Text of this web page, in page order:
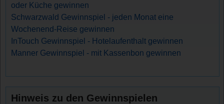
oder Küche gewinnen
Schwarzwald Gewinnspiel - jeden Monat eine
Wochenend-Reise gewinnen
InTouch Gewinnspiel - Hotelaufenthalt gewinnen
Manner Gewinnspiel - mit Kassenbon gewinnen
Hinweis zu den Gewinnspielen